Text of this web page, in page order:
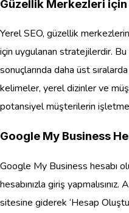
Güzellik Merkezleri için
Yerel SEO, güzellik
için uygulanan stratejilerdir.
sonuçlarında daha üst
kelimeler, yerel dizinler ve
potansiyel müşterilerin
Google My Business
Google My Business hesabı
hesabınızla giriş
sitesine giderek ‘Hesap